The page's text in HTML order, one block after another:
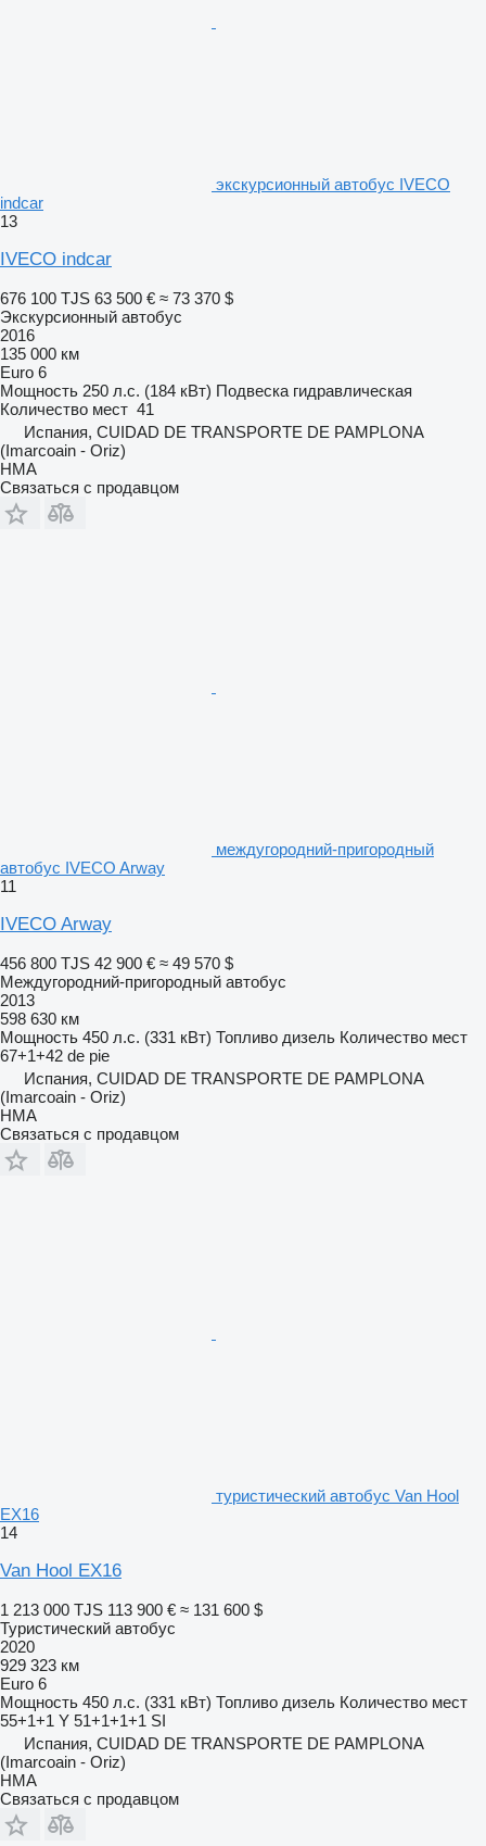
экскурсионный автобус IVECO
indcar
13
IVECO indcar
676 100 TJS 63 500 € ≈ 73 370 $
Экскурсионный автобус
2016
135 000 км
Euro 6
Мощность 250 л.с. (184 кВт) Подвеска гидравлическая
Количество мест 41
Испания, CUIDAD DE TRANSPORTE DE PAMPLONA
(Imarcoain - Oriz)
HMA
Связаться с продавцом
междугородний-пригородный
автобус IVECO Arway
11
IVECO Arway
456 800 TJS 42 900 € ≈ 49 570 $
Междугородний-пригородный автобус
2013
598 630 км
Мощность 450 л.с. (331 кВт) Топливо дизель Количество мест
67+1+42 de pie
Испания, CUIDAD DE TRANSPORTE DE PAMPLONA
(Imarcoain - Oriz)
HMA
Связаться с продавцом
туристический автобус Van Hool
EX16
14
Van Hool EX16
1 213 000 TJS 113 900 € ≈ 131 600 $
Туристический автобус
2020
929 323 км
Euro 6
Мощность 450 л.с. (331 кВт) Топливо дизель Количество мест
55+1+1 Y 51+1+1+1 SI
Испания, CUIDAD DE TRANSPORTE DE PAMPLONA
(Imarcoain - Oriz)
HMA
Связаться с продавцом